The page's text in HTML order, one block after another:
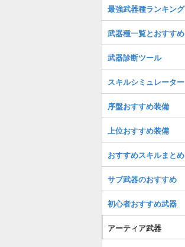
最強武器種ランキング
武器種一覧とおすすめ
武器診断ツール
スキルシミュレーター
序盤おすすめ装備
上位おすすめ装備
おすすめスキルまとめ
サブ武器のおすすめ
初心者おすすめ武器
アーティア武器